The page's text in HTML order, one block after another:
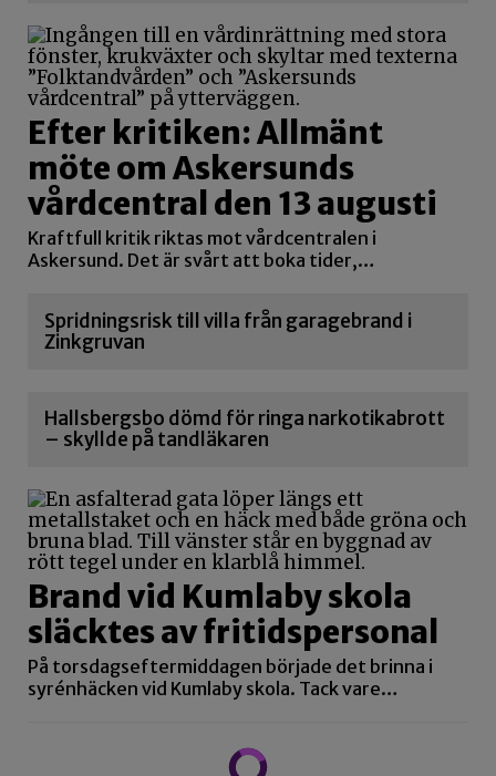
Efter kritiken: Allmänt
möte om Askersunds
vårdcentral den 13 augusti
Kraftfull kritik riktas mot vårdcentralen i
Askersund. Det är svårt att boka tider,…
Spridningsrisk till villa från garagebrand i
Zinkgruvan
Hallsbergsbo dömd för ringa narkotikabrott
– skyllde på tandläkaren
Brand vid Kumlaby skola
släcktes av fritidspersonal
På torsdagseftermiddagen började det brinna i
syrénhäcken vid Kumlaby skola. Tack vare…